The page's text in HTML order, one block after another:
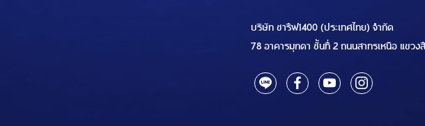
บริษัท ชารีฟ1400 (ประเทศไทย) จำกัด
78 อาคารมุกดา ชั้นที่ 2 ถนนสาทรเหนือ แขว